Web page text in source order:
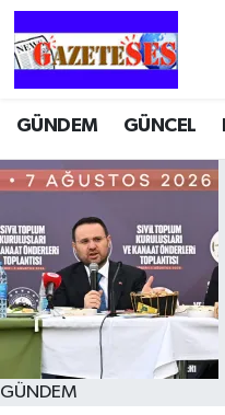
GÜNDEM GÜNCEL
GÜNDEM